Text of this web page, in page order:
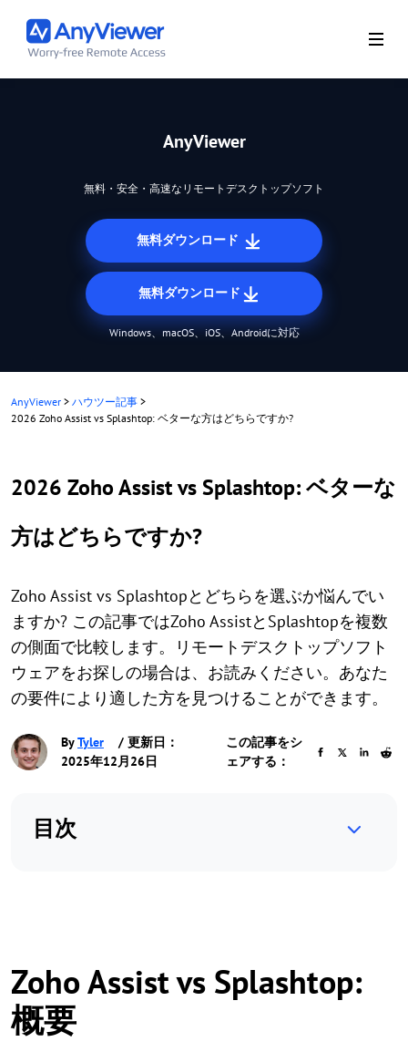
AnyViewer
無料・安全・高速なリモートデスクトップソフト
無料ダウンロード
無料ダウンロード
Windows、macOS、iOS、Androidに対応
AnyViewer > ハウツー記事 >
2026 Zoho Assist vs Splashtop: ベターな方はどちらですか?
2026 Zoho Assist vs Splashtop: ベターな
方はどちらですか?
Zoho Assist vs Splashtopとどちらを選ぶか悩んでい
ますか? この記事ではZoho AssistとSplashtopを複数
の側面で比較します。リモートデスクトップソフト
ウェアをお探しの場合は、お読みください。あなた
の要件により適した方を見つけることができます。
ByTyler
/ 更新日：
2025年12月26日
この記事をシ
ェアする：
目次
Zoho Assist vs Splashtop:
概要